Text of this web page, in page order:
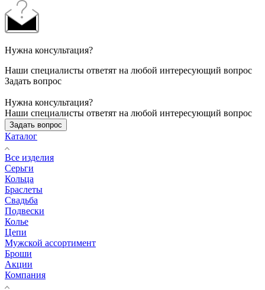
Нужна консультация?
Наши специалисты ответят на любой интересующий вопрос
Задать вопрос
Нужна консультация?
Наши специалисты ответят на любой интересующий вопрос
Задать вопрос
Каталог
Все изделия
Серьги
Кольца
Браслеты
Свадьба
Подвески
Колье
Цепи
Мужской ассортимент
Броши
Акции
Компания